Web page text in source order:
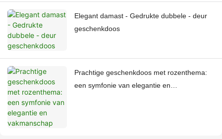
Elegant damast - Gedrukte dubbele - deur
geschenkdoos
Prachtige geschenkdoos met rozenthema:
een symfonie van elegantie en